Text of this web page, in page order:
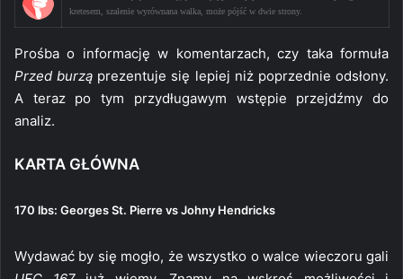
kretesem, szalenie wyrównana walka, może pójść w dwie strony.
Prośba o informację w komentarzach, czy taka formuła
Przed burzą prezentuje się lepiej niż poprzednie odsłony.
A teraz po tym przydługawym wstępie przejdźmy do
analiz.
KARTA GŁÓWNA
170 lbs: Georges St. Pierre vs Johny Hendricks
Wydawać by się mogło, że wszystko o walce wieczoru gali